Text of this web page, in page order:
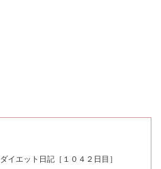
ダイエット日記［１０４２日目］